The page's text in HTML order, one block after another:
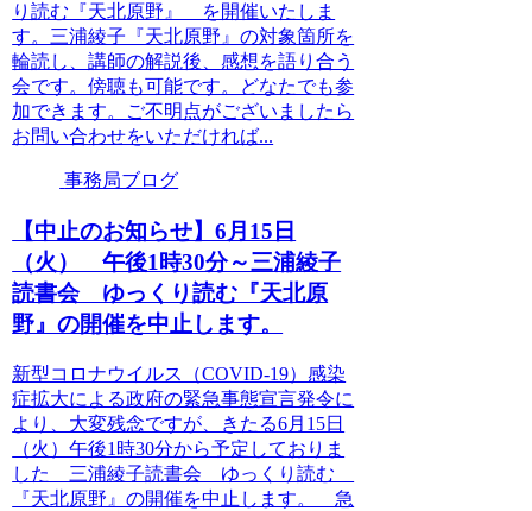
り読む『天北原野』 を開催いたしま
す。三浦綾子『天北原野』の対象箇所を
輪読し、講師の解説後、感想を語り合う
会です。傍聴も可能です。どなたでも参
加できます。ご不明点がございましたら
お問い合わせをいただければ...
事務局ブログ
【中止のお知らせ】6月15日
（火） 午後1時30分～三浦綾子
読書会 ゆっくり読む『天北原
野』の開催を中止します。
新型コロナウイルス（COVID-19）感染
症拡大による政府の緊急事態宣言発令に
より、大変残念ですが、きたる6月15日
（火）午後1時30分から予定しておりま
した 三浦綾子読書会 ゆっくり読む
『天北原野』の開催を中止します。 急